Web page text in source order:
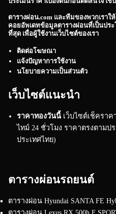
ตารางผ่อน.com และทีมของพวกเรา
คอยอัพเดทข้อมูลตารางผ่อนที่เป็นปร
ที่สุด เพื่อผู้ใช้งานเว็บไซต์ของเรา
ติดต่อโฆษณา
แจ้งปัญหาการใช้งาน
นโยบายความเป็นส่วนตัว
เว็บไซต์แนะนำ
ราคาทองวันนี้ เว็บไซต์เช็ครา
ไทม์ 24 ชั่วโมง ราคาตรงตาม
ประเทศไทย)
ตารางผ่อนรถยนต์
ตารางผ่อน Hyundai SANTA FE